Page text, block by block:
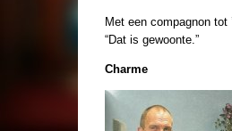
Met een compagnon tot
“Dat is gewoonte.”
Charme